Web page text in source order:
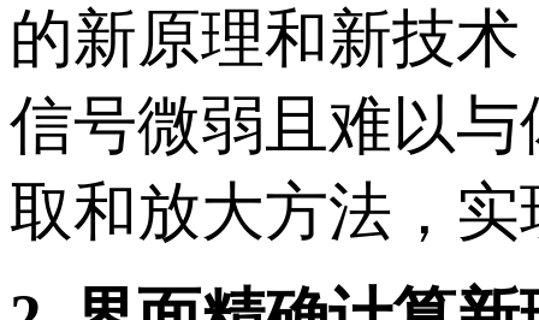
的新原理和新技
信号微弱且难以
取和放大方法，